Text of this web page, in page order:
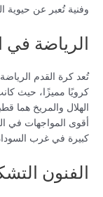
وفنية تُعبر عن حيوية
الرياضة في
تُعد كرة القدم
كرويًا مميزًا، حيث
الهلال والمريخ هما
أقوى المواجهات في
كبيرة في غرب
الفنون